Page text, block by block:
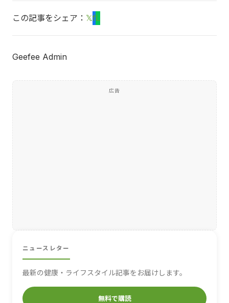
この記事をシェア： 𝕏fL
Geefee Admin
広告
ニュースレター
最新の健康・ライフスタイル記事をお届けします。
無料で購読